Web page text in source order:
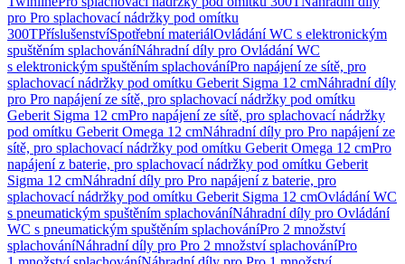
pro Pro splachovací nádržky pod omítku
300TPříslušenstvíSpotřební materiálOvládání WC s elektronickým
spuštěním splachováníNáhradní díly pro Ovládání WC
s elektronickým spuštěním splachováníPro napájení ze sítě, pro
splachovací nádržky pod omítku Geberit Sigma 12 cmNáhradní díly
pro Pro napájení ze sítě, pro splachovací nádržky pod omítku
Geberit Sigma 12 cmPro napájení ze sítě, pro splachovací nádržky
pod omítku Geberit Omega 12 cmNáhradní díly pro Pro napájení ze
sítě, pro splachovací nádržky pod omítku Geberit Omega 12 cmPro
napájení z baterie, pro splachovací nádržky pod omítku Geberit
Sigma 12 cmNáhradní díly pro Pro napájení z baterie, pro
splachovací nádržky pod omítku Geberit Sigma 12 cmOvládání WC
s pneumatickým spuštěním splachováníNáhradní díly pro Ovládání
WC s pneumatickým spuštěním splachováníPro 2 množství
splachováníNáhradní díly pro Pro 2 množství splachováníPro